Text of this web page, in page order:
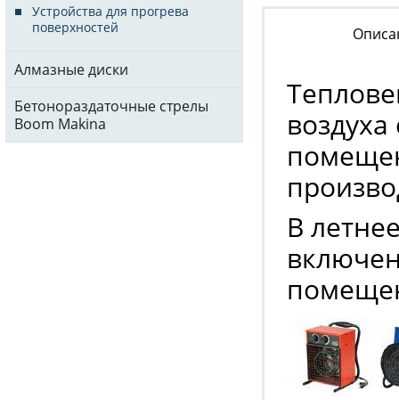
Устройства для прогрева
поверхностей
Алмазные диски
Бетонораздаточные стрелы
Boom Makina
В